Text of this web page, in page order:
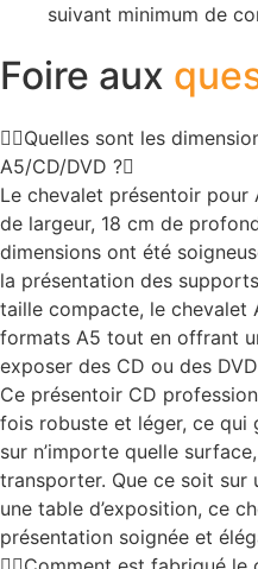
suivant minimum de
Foire aux
Quelles sont les
A5/CD/DVD ?
Le chevalet présentoir pour
de largeur, 18 cm de
dimensions ont été
la présentation des
taille compacte, le chevalet
formats A5 tout en offrant
exposer des CD ou des
Ce présentoir CD
fois robuste et léger, ce
sur n’importe quelle
transporter. Que ce soit sur
une table d’exposition, ce
présentation soignée et